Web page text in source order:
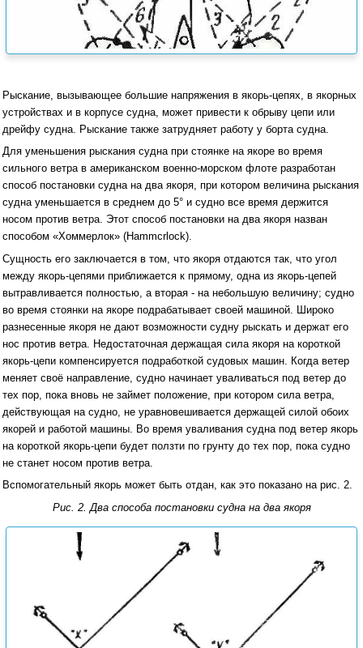
Рыскание, вызывающее большие напряжения в якорь-цепях, в якорных
устройствах и в корпусе судна, может привести к обрыву цепи или
дрейфу судна. Рыскание также затрудняет работу у борта судна.
Для уменьшения рыскания судна при стоянке на якоре во время
сильного ветра в американском военно-морском флоте разработан
способ постановки судна на два якоря, при котором величина рыскания
судна уменьшается в среднем до 5° и судно все время держится
носом против ветра. Этот способ постановки на два якоря назван
способом «Хоммерлок» (Hammcrlock).
Сущность его заключается в том, что якоря отдаются так, что угол
между якорь-цепями приближается к прямому, одна из якорь-цепей
вытравливается полностью, а вторая - на небольшую величину; судно
во время стоянки на якоре подрабатывает своей машиной. Широко
разнесенные якоря не дают возможности судну рыскать и держат его
нос против ветра. Недостаточная держащая сила якоря на короткой
якорь-цепи компенсируется подработкой судовых машин. Когда ветер
меняет своё направление, судно начинает уваливаться под ветер до
тех пор, пока вновь не займет положение, при котором сила ветра,
действующая на судно, не уравновешивается держащей силой обоих
якорей и работой машины. Во время уваливания судна под ветер якорь
на короткой якорь-цепи будет ползти по грунту до тех пор, пока судно
не станет носом против ветра.
Вспомогательный якорь может быть отдан, как это показано на рис. 2.
Рис. 2. Два способа постановки судна на два якоря